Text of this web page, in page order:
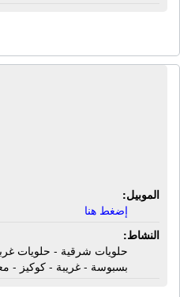
الموبيل:
إضغط هنا
النشاط:
حلويات شرقية - حلويات
بسبوسة - غريبة - كوكيز